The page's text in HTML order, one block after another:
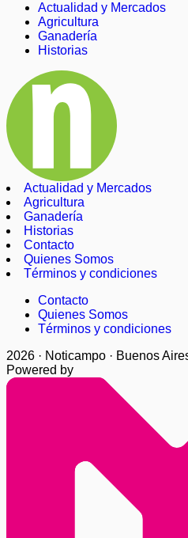
Actualidad y Mercados
Agricultura
Ganadería
Historias
Actualidad y Mercados
Agricultura
Ganadería
Historias
Contacto
Quienes Somos
Términos y condiciones
Contacto
Quienes Somos
Términos y condiciones
2026 · Noticampo · Buenos
Powered by